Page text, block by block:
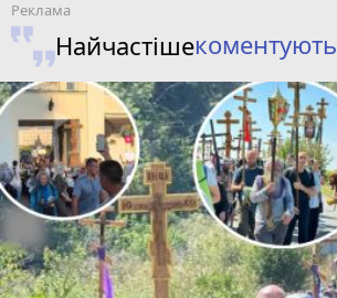
Найчастішекоментують